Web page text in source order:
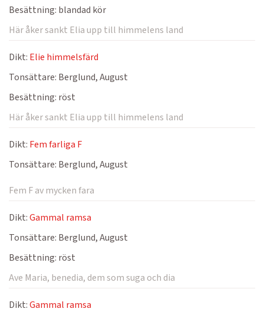
Besättning: blandad kör
Här åker sankt Elia upp till himmelens land
Dikt: Elie himmelsfärd
Tonsättare: Berglund, August
Besättning: röst
Här åker sankt Elia upp till himmelens land
Dikt: Fem farliga F
Tonsättare: Berglund, August
Fem F av mycken fara
Dikt:Gammal ramsa
Tonsättare: Berglund, August
Besättning: röst
Ave Maria, benedia, dem som suga och dia
Dikt:Gammal ramsa